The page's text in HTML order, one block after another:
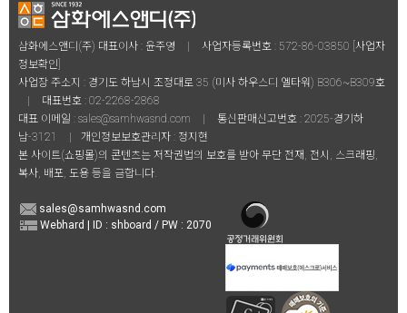
삼화에스앤디(주) 대표이사 : 윤주영 사업자등록번호 : 572-86-03850 [사업자
정보확인]
사업장 주소지 : 경기도 하남시 조정대로 35 (미사 하우스디 엘타워) B306~B309호
대표번호 : 02-2268-2868
대표 이메일 : sales@samhwasnd.com
통신판매신고번호 : 2025-경기하
남-3121
개인정보보호관리자 : 정지현
본 사이트(쇼핑몰)의 콘텐츠는 저작권법의 보호를 받아 무단 전재, 전시, 스크래핑,
복사, 배포, 도용 등을 금합니다.
sales@samhwasnd.com
Webhard | ID : shboard / PW : 2070